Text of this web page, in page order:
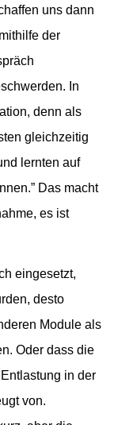
uns dann
der
In
denn als
gleichzeitig
lernten auf
Das macht
es ist
eingesetzt,
desto
Module als
Oder dass die
in der
von.